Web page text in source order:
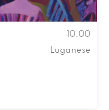
10.00
Luganese